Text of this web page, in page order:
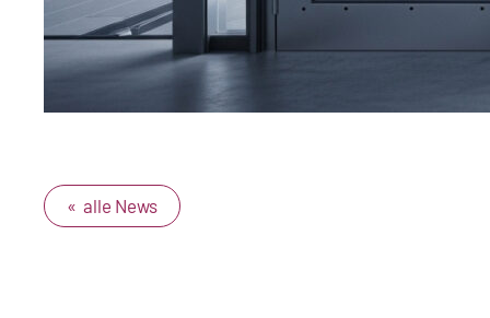
« alle News